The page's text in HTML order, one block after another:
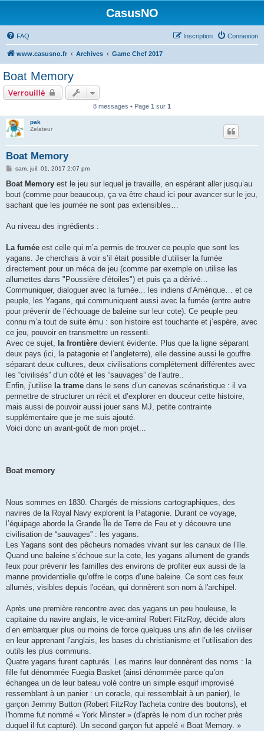
CasusNO
FAQ Connexion
Inscription
www.casusno.fr Archives Game Chef 2017
Boat Memory
Verrouillé
8 messages • Page 1 sur 1
pak
Zelateur
Boat Memory
M
s
a
g
sam. juil. 01, 2017 2:07 pm
Boat Memory est le jeu sur lequel je travaille, en espérant aller jusqu’au
bout (comme pour beaucoup, ça va être chaud ici pour avancer sur le jeu,
sachant que les journée ne sont pas extensibles…
Au niveau des ingrédients :
La fumée est celle qui m’a permis de trouver ce peuple que sont les
yagans. Je cherchais à voir s’il était possible d’utiliser la fumée
directement pour un méca de jeu (comme par exemple on utilise les
allumettes dans "Poussière d'étoiles") et puis ça a dérivé…
Communiquer, dialoguer avec la fumée... les indiens d’Amérique… et ce
peuple, les Yagans, qui communiquent aussi avec la fumée (entre autre
pour prévenir de l’échouage de baleine sur leur cote). Ce peuple peu
connu m’a tout de suite ému : son histoire est touchante et j’espère, avec
ce jeu, pouvoir en transmettre un ressenti.
Avec ce sujet, la frontière devient évidente. Plus que la ligne séparant
deux pays (ici, la patagonie et l’angleterre), elle dessine aussi le gouffre
séparant deux cultures, deux civilisations complétement différentes avec
les “civilisés” d’un côté et les “sauvages” de l’autre..
Enfin, j’utilise la trame dans le sens d’un canevas scénaristique : il va
permettre de structurer un récit et d’explorer en douceur cette histoire,
mais aussi de pouvoir aussi jouer sans MJ, petite contrainte
supplémentaire que je me suis ajouté.
Voici donc un avant-goût de mon projet...
Boat memory
Nous sommes en 1830. Chargés de missions cartographiques, des
navires de la Royal Navy explorent la Patagonie. Durant ce voyage,
l’équipage aborde la Grande Île de Terre de Feu et y découvre une
civilisation de “sauvages” : les yagans.
Les Yagans sont des pêcheurs nomades vivant sur les canaux de l’ïle.
Quand une baleine s’échoue sur la cote, les yagans allument de grands
feux pour prévenir les familles des environs de profiter eux aussi de la
manne providentielle qu’offre le corps d’une baleine. Ce sont ces feux
allumés, visibles depuis l'océan, qui donnèrent son nom à l'archipel.
Après une première rencontre avec des yagans un peu houleuse, le
capitaine du navire anglais, le vice-amiral Robert FitzRoy, décide alors
d’en embarquer plus ou moins de force quelques uns afin de les civiliser
en leur apprenant l’anglais, les bases du christianisme et l’utilisation des
outils les plus communs.
Quatre yagans furent capturés. Les marins leur donnèrent des noms : la
fille fut dénommée Fuegia Basket (ainsi dénommée parce qu’on
échangea un de leur bateau volé contre un simple esquif improvisé
ressemblant à un panier : un coracle, qui ressemblait à un panier), le
garçon Jemmy Button (Robert FitzRoy l'acheta contre des boutons), et
l'homme fut nommé « York Minster » (d'après le nom d’un rocher près
duquel il fut capturé). Un second garçon fut appelé « Boat Memory. »